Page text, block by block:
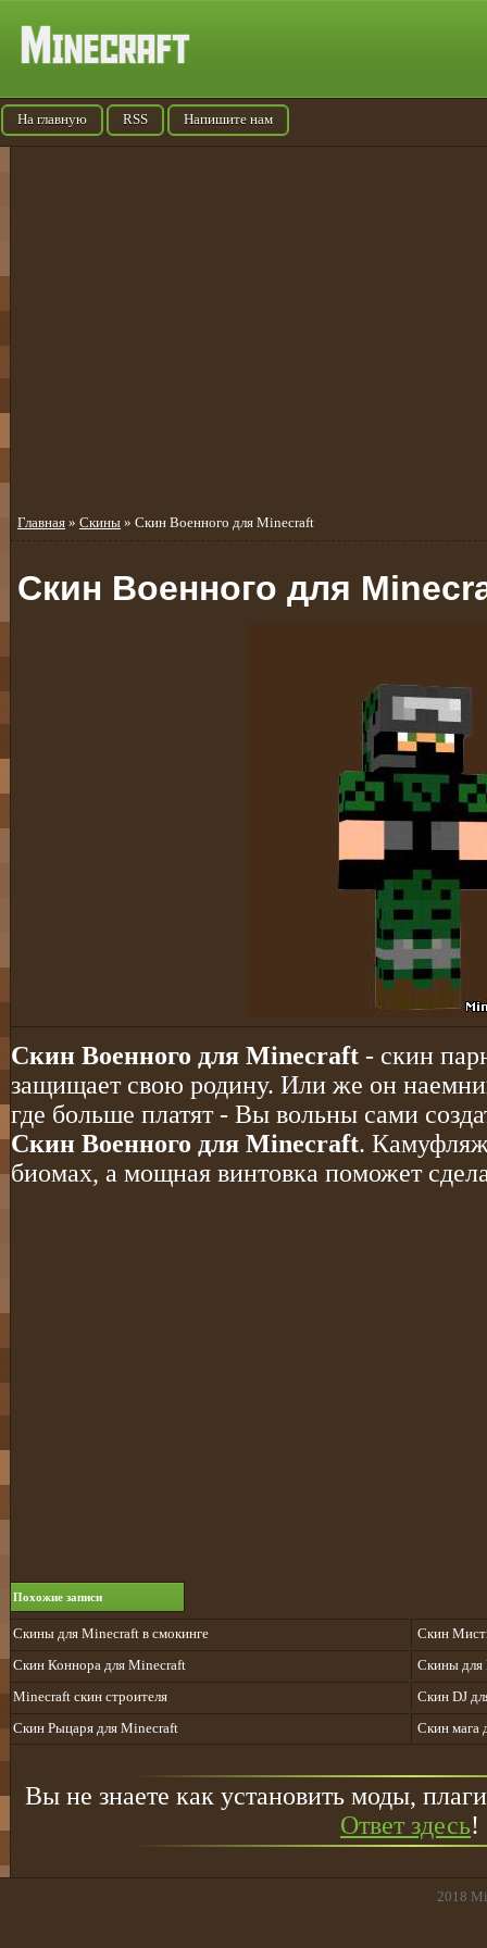
На главную RSS Напишите нам
Главная » Скины » Скин Военного для Minecraft
Скин Военного для
Скин Военного для Minecraft - скин
защищает свою родину. Или же он
где больше платят - Вы вольны сами
Скин Военного для Minecraft.
биомах, а мощная винтовка поможет
Похожие записи
Скины для Minecraft в смокинге
Скин
Скин Коннора для Minecraft
Скины для
Minecraft скин строителя
Скин DJ
Скин Рыцаря для Minecraft
Скин мага
Вы не знаете как установить моды,
Ответ здесь!
2018